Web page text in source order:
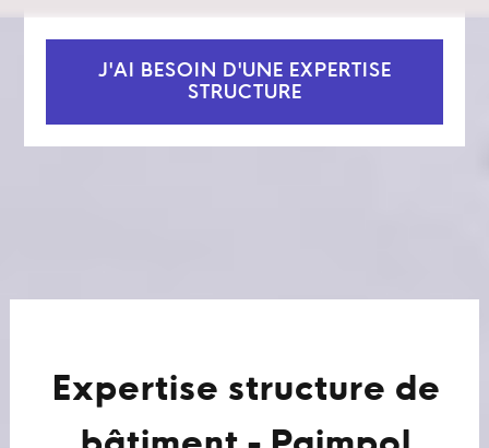
J'AI BESOIN D'UNE EXPERTISE
STRUCTURE
Expertise structure de